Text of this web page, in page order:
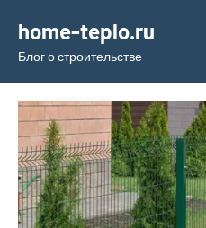
содержимому
home-teplo.ru
Блог о строительстве